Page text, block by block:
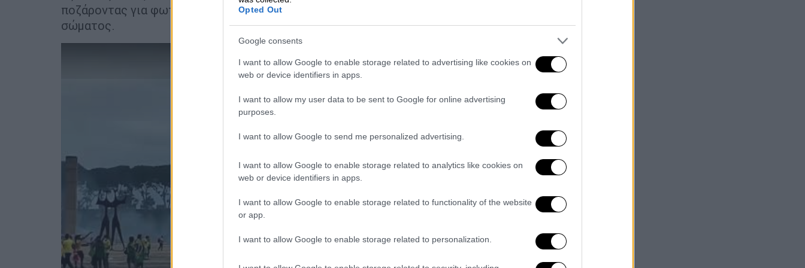
Opted Out
Google consents
I want to allow Google to enable storage related to advertising like cookies on
web or device identifiers in apps.
I want to allow my user data to be sent to Google for online advertising
purposes.
I want to allow Google to send me personalized advertising.
I want to allow Google to enable storage related to analytics like cookies on
web or device identifiers in apps.
I want to allow Google to enable storage related to functionality of the website
or app.
I want to allow Google to enable storage related to personalization.
ποζάροντας για φωτογραφίες σε εγκαταλελειμμένες αίθουσες του νομοθετικού
σώματος.
video